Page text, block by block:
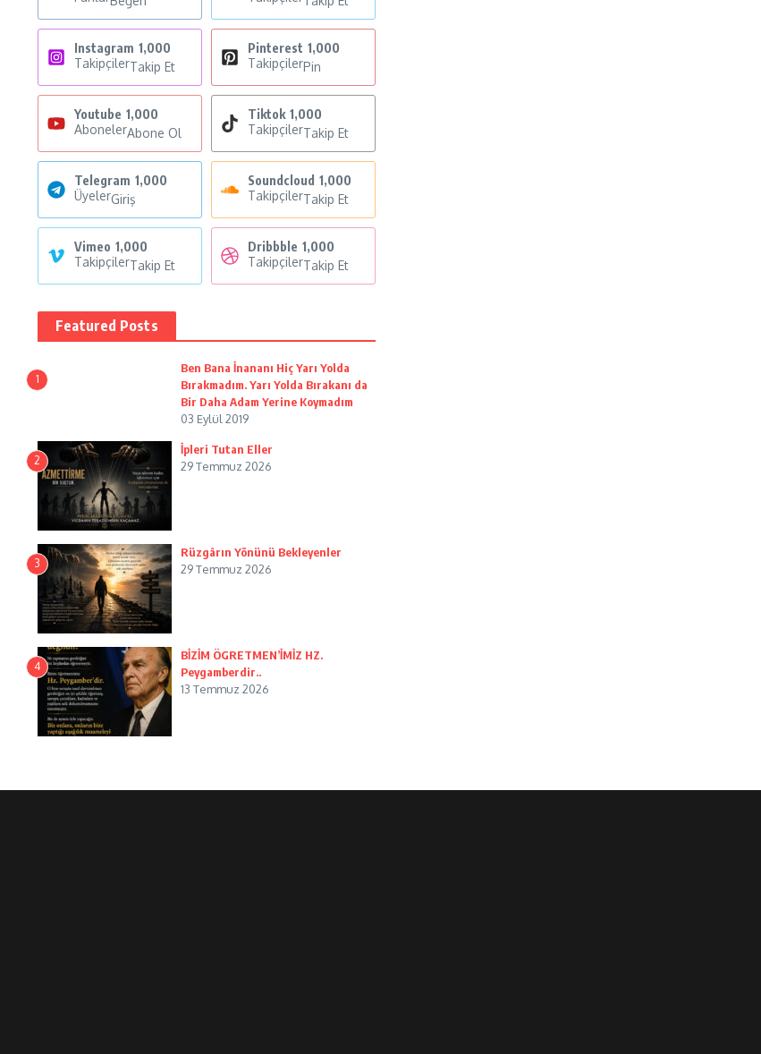
Instagram 1,000
TakipçilerTakip Et
Pinterest 1,000
TakipçilerPin
Youtube 1,000
AbonelerAbone Ol
Tiktok 1,000
TakipçilerTakip Et
Telegram 1,000
ÜyelerGiriş
Soundcloud 1,000
TakipçilerTakip Et
Vimeo 1,000
TakipçilerTakip Et
Dribbble 1,000
TakipçilerTakip Et
Featured Posts
1
Ben Bana İnananı Hiç Yarı Yolda
Bırakmadım. Yarı Yolda Bırakanı da
Bir Daha Adam Yerine Koymadım
03 Eylül 2019
2
İpleri Tutan Eller
29 Temmuz 2026
3
Rüzgârın Yönünü Bekleyenler
29 Temmuz 2026
4
BİZİM ÖGRETMEN’İMİZ HZ.
Peygamberdir..
13 Temmuz 2026